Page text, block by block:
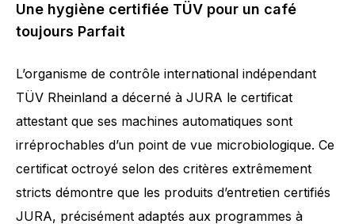
Une hygiène certifiée TÜV pour un café
toujours Parfait
L’organisme de contrôle international indépendant
TÜV Rheinland a décerné à JURA le certificat
attestant que ses machines automatiques sont
irréprochables d’un point de vue microbiologique. Ce
certificat octroyé selon des critères extrêmement
stricts démontre que les produits d’entretien certifiés
JURA, précisément adaptés aux programmes à